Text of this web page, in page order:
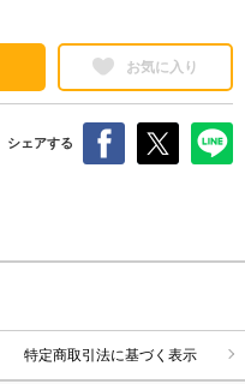
お気に入り
シェアする
特定商取引法に基づく表示